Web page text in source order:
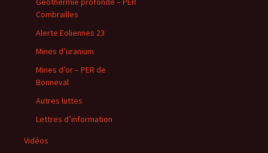
Combrailles
Alerte Eoliennes 23
Mines d’uranium
Mines d’or – PER de
Bonneval
Autres luttes
Lettres d’information
Vidéos